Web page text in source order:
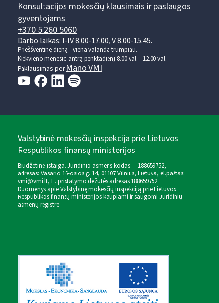
Konsultacijos mokesčių klausimais ir paslaugos
gyventojams:
+370 5 260 5060
Darbo laikas: I-IV 8.00-17.00, V 8.00-15.45.
Prieššventinę dieną - viena valanda trumpiau.
Kiekvieno mėnesio antrą penktadienį 8.00 val. - 12.00 val.
Paklausimas perMano VMI
Valstybinė mokesčių inspekcija prie Lietuvos
Respublikos finansų ministerijos
Biudžetinė įstaiga. Juridinio asmens kodas — 188659752,
adresas: Vasario 16-osios g. 14, 01107 Vilnius, Lietuva, el.paštas:
vmi@vmi.lt, E. pristatymo dėžutės adresas 188659752
Duomenys apie Valstybinę mokesčių inspekciją prie Lietuvos
Respublikos finansų ministerijos kaupiami ir saugomi Juridinių
asmenų registre